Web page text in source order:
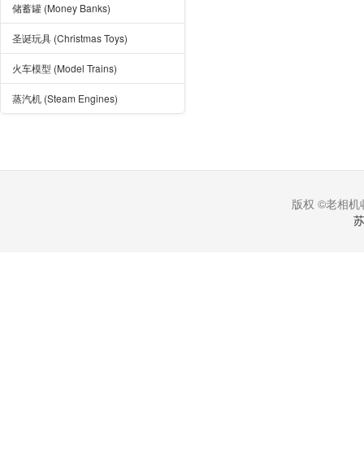
储蓄罐 (Money Banks)
圣诞玩具 (Christmas Toys)
火车模型 (Model Trains)
蒸汽机 (Steam Engines)
版权 ©老相